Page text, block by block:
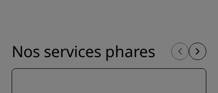
Nos services phares